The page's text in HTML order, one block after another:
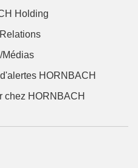
Holding
Médias
HORNBACH
chez HORNBACH